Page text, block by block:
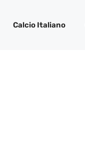
Calcio Italiano